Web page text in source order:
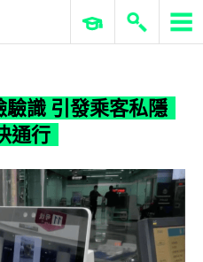
ERP 與商業 AI
驗識 引發乘客私隱
通行